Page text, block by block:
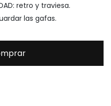
retro y traviesa.
las gafas.